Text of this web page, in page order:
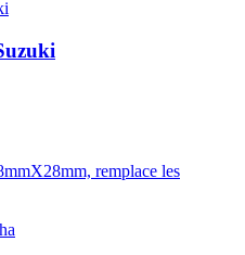
remplace les